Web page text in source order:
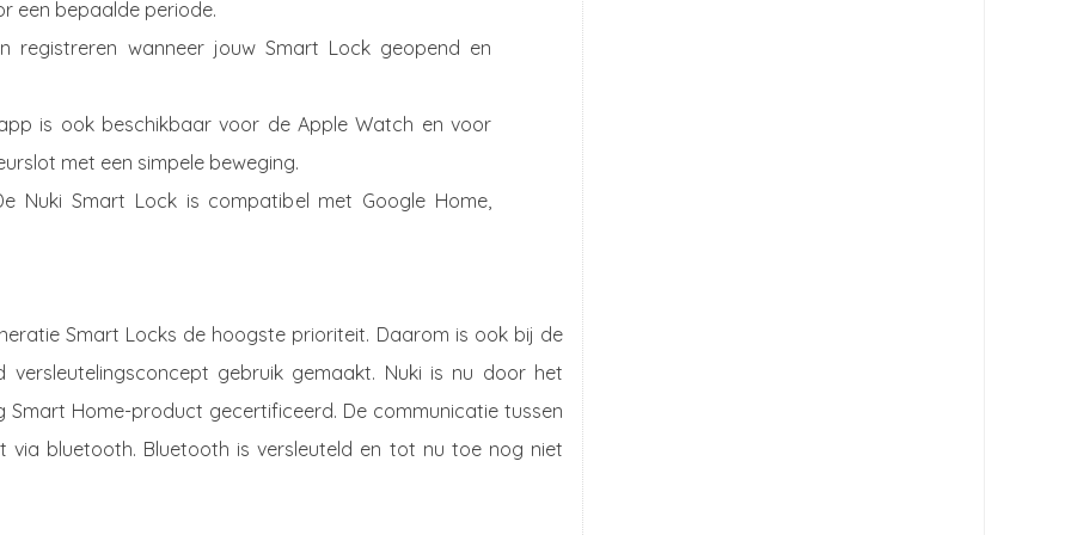
een bepaalde periode.
registreren wanneer jouw Smart Lock geopend en
is ook beschikbaar voor de Apple Watch en voor
met een simpele beweging.
Nuki Smart Lock is compatibel met Google Home,
Smart Locks de hoogste prioriteit. Daarom is ook bij de
gebruik gemaakt. Nuki is nu door het
Home-product gecertificeerd. De communicatie tussen
bluetooth. Bluetooth is versleuteld en tot nu toe nog niet